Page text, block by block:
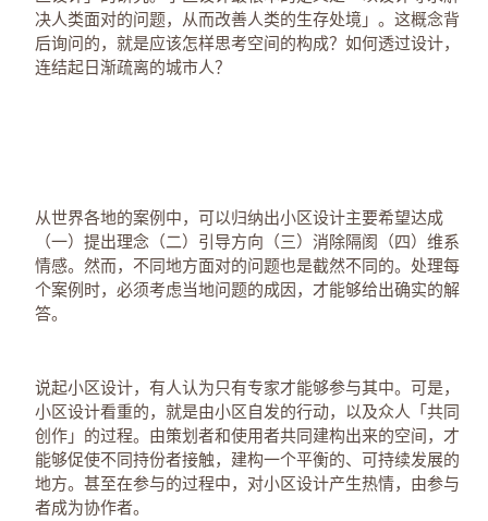
决人类面对的问题，从而改善人类的生存处境」。这概念背
后询问的，就是应该怎样思考空间的构成？如何透过设计，
连结起日渐疏离的城市人？
从世界各地的案例中，可以归纳出小区设计主要希望达成
（一）提出理念（二）引导方向（三）消除隔阂（四）维系
情感。然而，不同地方面对的问题也是截然不同的。处理每
个案例时，必须考虑当地问题的成因，才能够给出确实的解
答。
说起小区设计，有人认为只有专家才能够参与其中。可是，
小区设计看重的，就是由小区自发的行动，以及众人「共同
创作」的过程。由策划者和使用者共同建构出来的空间，才
能够促使不同持份者接触，建构一个平衡的、可持续发展的
地方。甚至在参与的过程中，对小区设计产生热情，由参与
者成为协作者。